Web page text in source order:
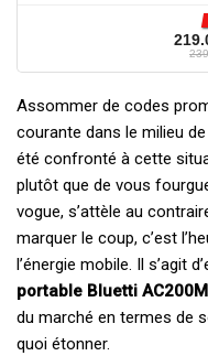
70 min, Solaire/
Assommer de codes
courante dans le milieu
été confronté à cette
plutôt que de vous
vogue, s’attèle au
marquer le coup, c’est
l’énergie mobile. Il s’agit
portable Bluetti
du marché en termes de
quoi étonner.